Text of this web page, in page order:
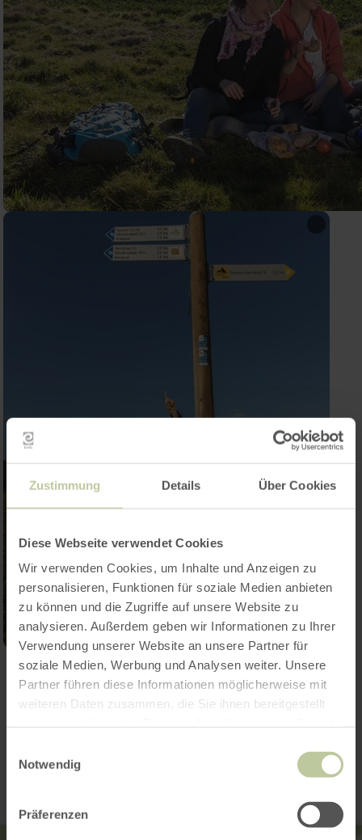
Zustimmung Details Über Cookies
Diese Webseite verwendet Cookies
Wir verwenden Cookies, um Inhalte und Anzeigen zu
personalisieren, Funktionen für soziale Medien anbieten
zu können und die Zugriffe auf unsere Website zu
analysieren. Außerdem geben wir Informationen zu Ihrer
Verwendung unserer Website an unsere Partner für
soziale Medien, Werbung und Analysen weiter. Unsere
Partner führen diese Informationen möglicherweise mit
weiteren Daten zusammen, die Sie ihnen bereitgestellt
Notwendig
Präferenzen
Ouvrir la galerie
Contact